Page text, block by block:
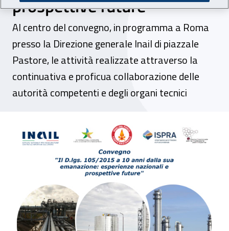
prospettive future
Al centro del convegno, in programma a Roma
presso la Direzione generale Inail di piazzale
Pastore, le attività realizzate attraverso la
continuativa e proficua collaborazione delle
autorità competenti e degli organi tecnici
Il D.lgs. 105/2015 a 10 anni dalla sua